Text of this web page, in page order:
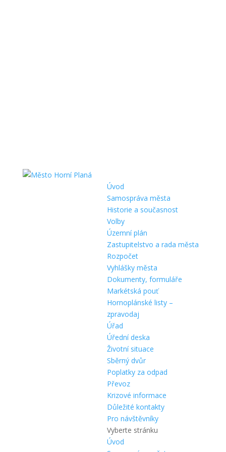
Úvod
Samospráva města
Historie a současnost
Volby
Územní plán
Zastupitelstvo a rada města
Rozpočet
Vyhlášky města
Dokumenty, formuláře
Markétská pouť
Hornoplánské listy –
zpravodaj
Úřad
Úřední deska
Životní situace
Sběrný dvůr
Poplatky za odpad
Převoz
Krizové informace
Důležité kontakty
Pro návštěvníky
Vyberte stránku
Úvod